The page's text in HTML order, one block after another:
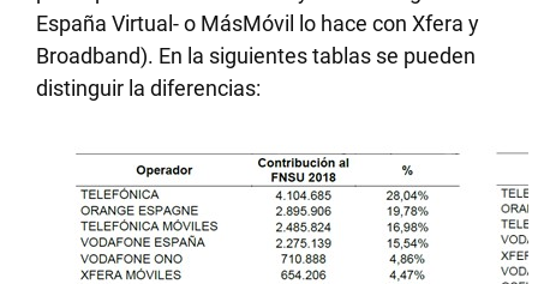
España Virtual- o MásMóvil lo hace con Xfera y
Broadband). En la siguientes tablas se pueden
distinguir la diferencias: